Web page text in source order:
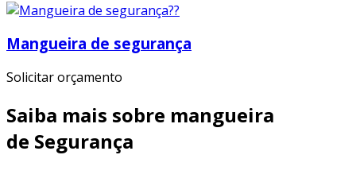
Mangueira de segurança
Solicitar orçamento
Saiba mais sobre mangueira
de Segurança